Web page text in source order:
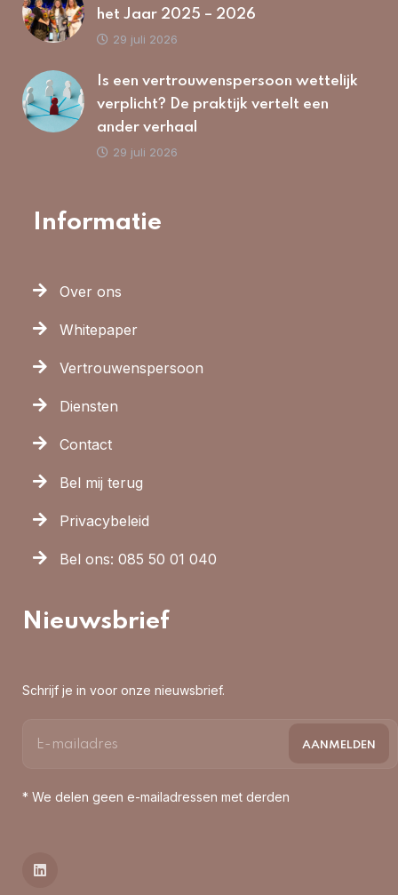
het Jaar 2025 – 2026
29 juli 2026
Is een vertrouwenspersoon wettelijk
verplicht? De praktijk vertelt een
ander verhaal
29 juli 2026
Informatie
Over ons
Whitepaper
Vertrouwenspersoon
Diensten
Contact
Bel mij terug
Privacybeleid
Bel ons: 085 50 01 040
Nieuwsbrief
Schrijf je in voor onze nieuwsbrief.
* We delen geen e-mailadressen met derden